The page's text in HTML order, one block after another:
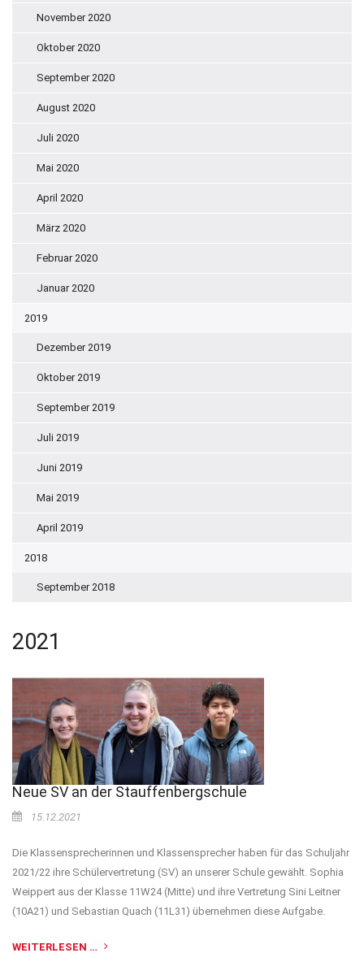
November 2020
Oktober 2020
September 2020
August 2020
Juli 2020
Mai 2020
April 2020
März 2020
Februar 2020
Januar 2020
2019
Dezember 2019
Oktober 2019
September 2019
Juli 2019
Juni 2019
Mai 2019
April 2019
2018
September 2018
2021
Neue SV an der Stauffenbergschule
15.12.2021
Die Klassensprecherinnen und Klassensprecher haben für das Schuljahr
2021/22 ihre Schülervertretung (SV) an unserer Schule gewählt. Sophia
Weippert aus der Klasse 11W24 (Mitte) und ihre Vertretung Sini Leitner
(10A21) und Sebastian Quach (11L31) übernehmen diese Aufgabe.
WEITERLESEN …